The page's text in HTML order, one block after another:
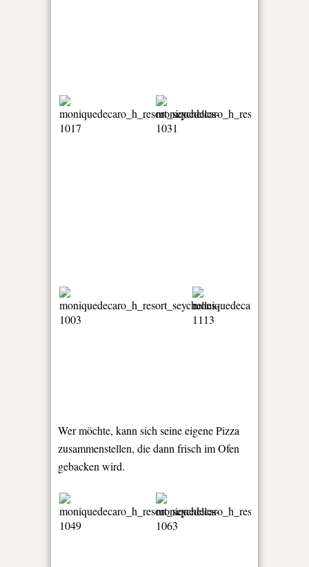
Wer möchte, kann sich seine eigene Pizza
zusammenstellen, die dann frisch im Ofen
gebacken wird.